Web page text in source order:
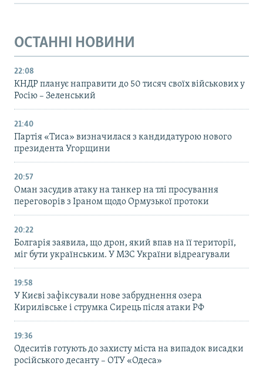
ОСТАННІ НОВИНИ
22:08
КНДР планує направити до 50 тисяч своїх військових у
Росію – Зеленський
21:40
Партія «Тиса» визначилася з кандидатурою нового
президента Угорщини
20:57
Оман засудив атаку на танкер на тлі просування
переговорів з Іраном щодо Ормузької протоки
20:22
Болгарія заявила, що дрон, який впав на її території,
міг бути українським. У МЗС України відреагували
19:58
У Києві зафіксували нове забруднення озера
Кирилівське і струмка Сирець після атаки РФ
19:36
Одеситів готують до захисту міста на випадок висадки
російського десанту – ОТУ «Одеса»